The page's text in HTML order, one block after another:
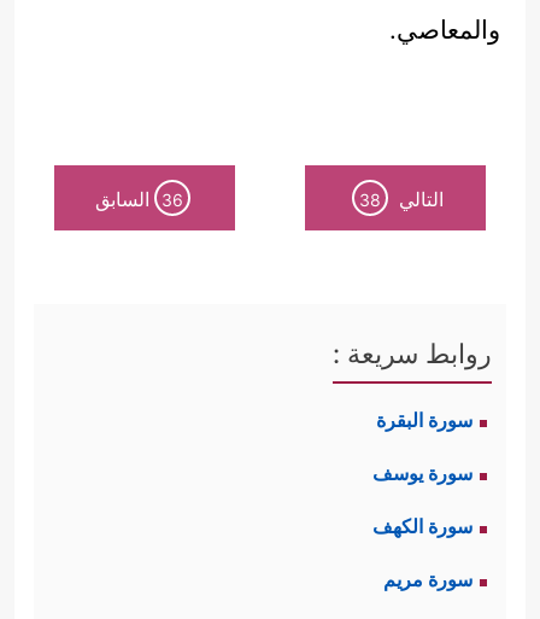
والمعاصي.
التالي 38
36 السابق
روابط سريعة :
سورة البقرة
سورة يوسف
سورة الكهف
سورة مريم